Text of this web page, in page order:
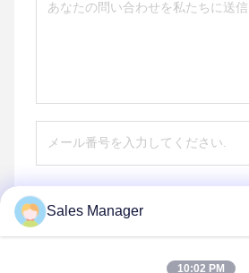
Sales Manager
10:02 PM